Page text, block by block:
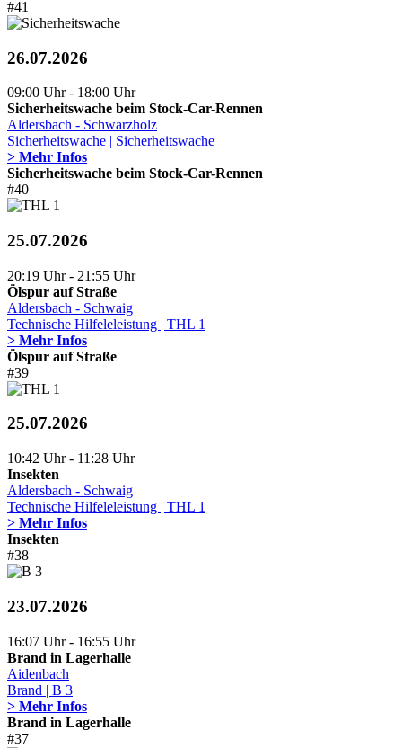
#41
26.07.2026
09:00 Uhr - 18:00 Uhr
Sicherheitswache beim Stock-Car-Rennen
Aldersbach - Schwarzholz
Sicherheitswache | Sicherheitswache
> Mehr Infos
Sicherheitswache beim Stock-Car-Rennen
#40
25.07.2026
20:19 Uhr - 21:55 Uhr
Ölspur auf Straße
Aldersbach - Schwaig
Technische Hilfeleleistung | THL 1
> Mehr Infos
Ölspur auf Straße
#39
25.07.2026
10:42 Uhr - 11:28 Uhr
Insekten
Aldersbach - Schwaig
Technische Hilfeleleistung | THL 1
> Mehr Infos
Insekten
#38
23.07.2026
16:07 Uhr - 16:55 Uhr
Brand in Lagerhalle
Aidenbach
Brand | B 3
> Mehr Infos
Brand in Lagerhalle
#37